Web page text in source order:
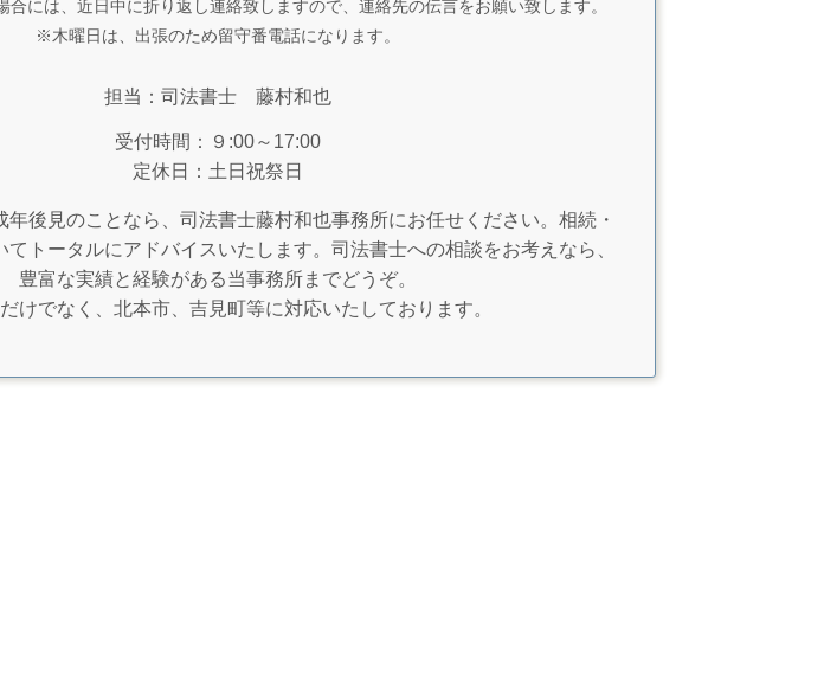
には、近日中に折り返し連絡致しますので、連絡先の伝言をお願い致します。
※木曜日は、出張のため留守番電話になります。
担当：司法書士 藤村和也
受付時間：９:00～17:00
定休日：土日祝祭日
後見のことなら、司法書士藤村和也事務所にお任せください。相続・
トータルにアドバイスいたします。司法書士への相談をお考えなら、
豊富な実績と経験がある当事務所までどうぞ。
けでなく、北本市、吉見町等に対応いたしております。